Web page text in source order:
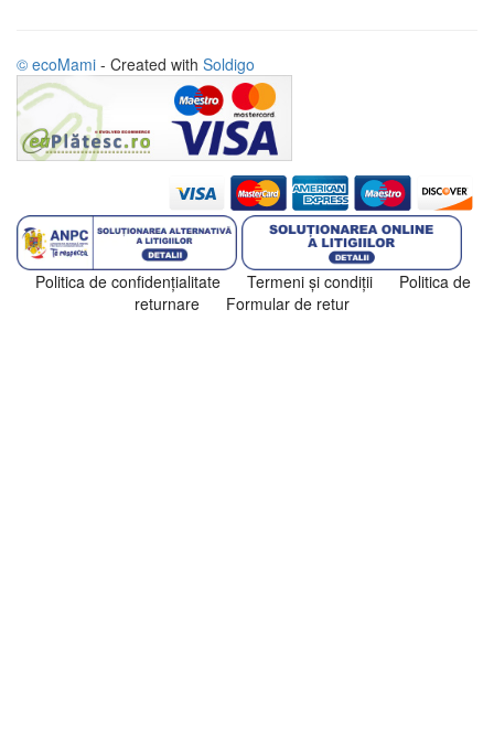
© ecoMami - Created with Soldigo
Politica de confidenţialitate Termeni şi condiţii
Politica de
returnare
Formular de retur